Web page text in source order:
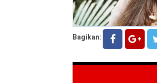
Bagikan: